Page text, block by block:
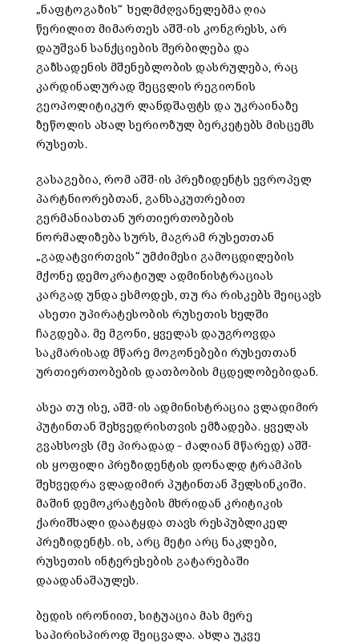
„ნაფტოგაზის“ ხელმძღვანელებმა ღია
წერილით მიმართეს აშშ-ის კონგრესს, არ
დაუშვან სანქციების შერბილება და
გაზსადენის მშენებლობის დასრულება, რაც
კარდინალურად შეცვლის რეგიონის
გეოპოლიტიკურ ლანდშაფტს და უკრაინაზე
ზეწოლის ახალ სერიოზულ ბერკეტებს მისცემს
რუსეთს.
გასაგებია, რომ აშშ-ის პრეზიდენტს ევროპელ
პარტნიორებთან, განსაკუთრებით
გერმანიასთან ურთიერთობების
ნორმალიზება სურს, მაგრამ რუსეთთან
„გადატვირთვის“ უმძიმესი გამოცდილების
მქონე დემოკრატიულ ადმინისტრაციას
კარგად უნდა ესმოდეს, თუ რა რისკებს შეიცავს
ასეთი უპირატესობის რუსეთის ხელში
ჩაგდება. მე მგონი, ყველას დაუგროვდა
საკმარისად მწარე მოგონებები რუსეთთან
ურთიერთობების დათბობის მცდელობებიდან.
ასეა თუ ისე, აშშ-ის ადმინისტრაცია ვლადიმირ
პუტინთან შეხვედრისთვის ემზადება. ყველას
გვახსოვს (მე პირადად – ძალიან მწარედ) აშშ-
ის ყოფილი პრეზიდენტის დონალდ ტრამპის
შეხვედრა ვლადიმირ პუტინთან ჰელსინკიში.
მაშინ დემოკრატების მხრიდან კრიტიკის
ქარიშხალი დაატყდა თავს რესპუბლიკელ
პრეზიდენტს. ის, არც მეტი არც ნაკლები,
რუსეთის ინტერესების გატარებაში
დაადანაშაულეს.
ბედის ირონიით, სიტუაცია მას მერე
საპირისპიროდ შეიცვალა. ახლა უკვე